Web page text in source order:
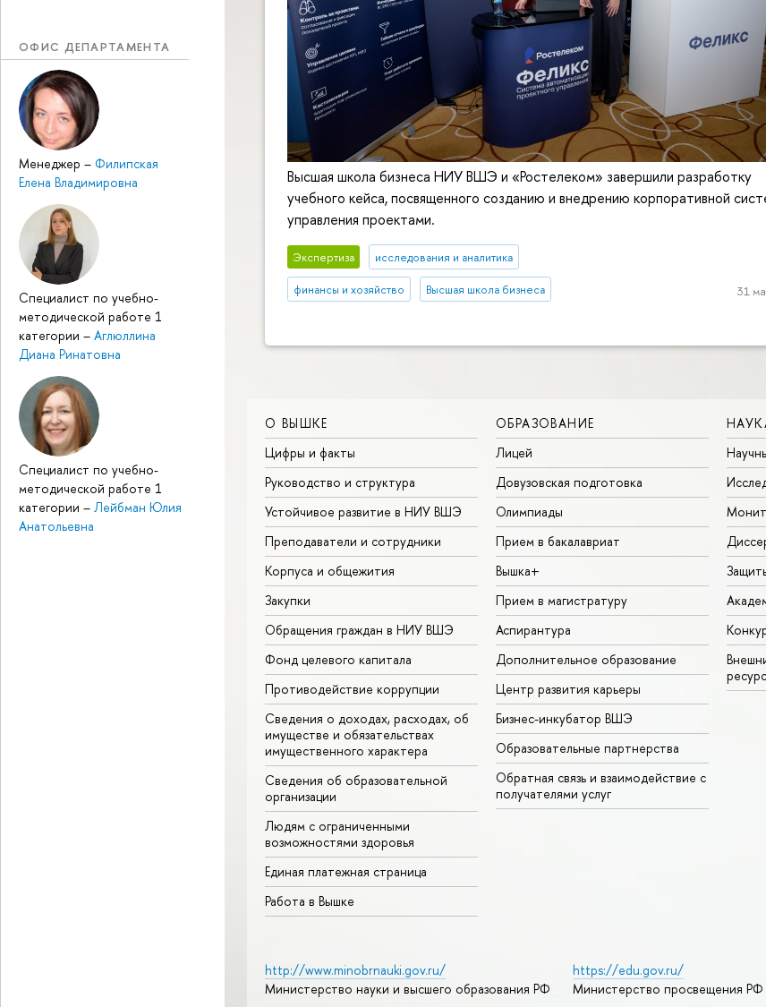
ОФИС ДЕПАРТАМЕНТА
Менеджер – Филипская
Елена Владимировна
Специалист по учебно-
методической работе 1
категории – Аглюллина
Диана Ринатовна
Специалист по учебно-
методической работе 1
категории – Лейбман Юлия
Анатольевна
Высшая школа бизнеса НИУ ВШЭ и «Ростелеком» завершили разработку
учебного кейса, посвященного созданию и внедрению корпоративной
управления проектами.
Экспертиза исследования и аналитика
финансы и хозяйство Высшая школа бизнеса 31
О ВЫШКЕ
Цифры и факты
Руководство и структура
Устойчивое развитие в НИУ ВШЭ
Преподаватели и сотрудники
Корпуса и общежития
Закупки
Обращения граждан в НИУ ВШЭ
Фонд целевого капитала
Противодействие коррупции
Сведения о доходах, расходах, об
имуществе и обязательствах
имущественного характера
Сведения об образовательной
организации
Людям с ограниченными
возможностями здоровья
Единая платежная страница
Работа в Вышке
ОБРАЗОВАНИЕ
Лицей
Довузовская подготовка
Олимпиады
Прием в бакалавриат
Вышка+
Прием в магистратуру
Аспирантура
Дополнительное образование
Центр развития карьеры
Бизнес-инкубатор ВШЭ
Образовательные партнерства
Обратная связь и взаимодействие с
получателями услуг
http://www.minobrnauki.gov.ru/
Министерство науки и высшего образования РФ
https://edu.gov.ru/
Министерство просвещения РФ